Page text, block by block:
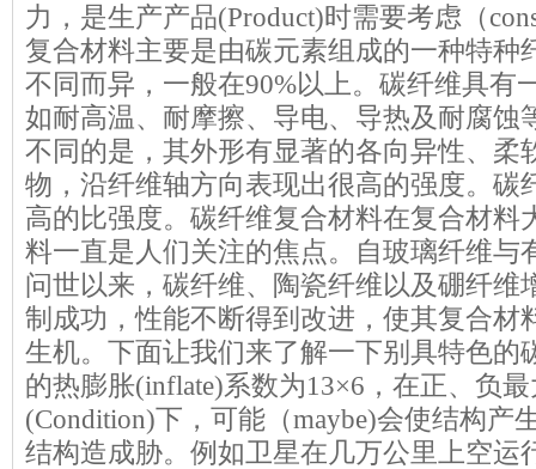
力，是生产产品(Product)时需要考虑（
复合材料主要是由碳元素组成的一种特种
不同而异，一般在90%以上。碳纤维具有
如耐高温、耐摩擦、导电、导热及耐腐蚀
不同的是，其外形有显著的各向异性、柔
物，沿纤维轴方向表现出很高的强度。碳
高的比强度。碳纤维复合材料在复合材料
料一直是人们关注的焦点。自玻璃纤维与
问世以来，碳纤维、陶瓷纤维以及硼纤维
制成功，性能不断得到改进，使其复合材
生机。下面让我们来了解一下别具特色的
的热膨胀(inflate)系数为13×6，在正、负
(Condition)下，可能（maybe)会使结构产
结构造成胁。例如卫星在几万公里上空运